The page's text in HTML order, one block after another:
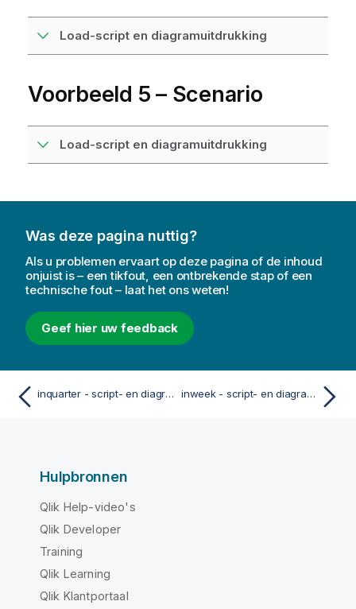
Load-script en diagramuitdrukking
Voorbeeld 5 – Scenario
Load-script en diagramuitdrukking
Was deze pagina nuttig?
Als u problemen ervaart op deze pagina of de inhoud
onjuist is – een tikfout, een ontbrekende stap of een
technische fout – laat het ons weten!
Geef hier uw feedback
inquarter - script- en diagramfunctie inweek - script- en diagramfunctie
Hulpbronnen
Qlik Help-video's
Qlik Developer
Training
Qlik Learning
Qlik Klantportaal